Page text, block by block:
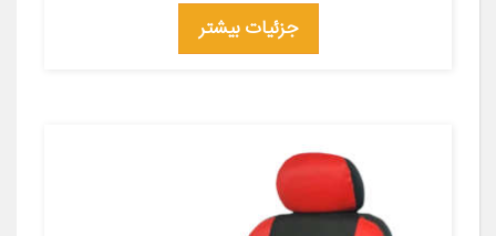
جزئیات بیشتر